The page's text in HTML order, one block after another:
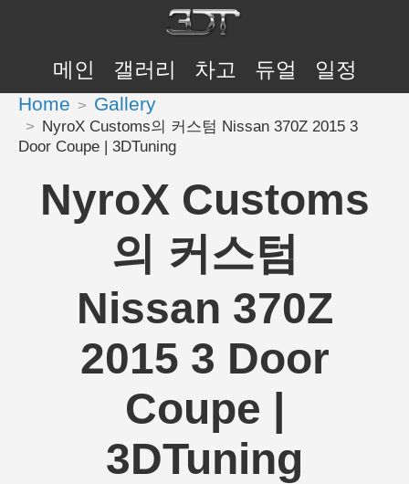
메인 갤러리 차고 듀얼 일정
Home Gallery
NyroX Customs의 커스텀 Nissan 370Z 2015 3
Door Coupe | 3DTuning
NyroX Customs
의 커스텀
Nissan 370Z
2015 3 Door
Coupe |
3DTuning